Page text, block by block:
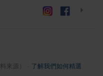
來源） 了解我們如何精選